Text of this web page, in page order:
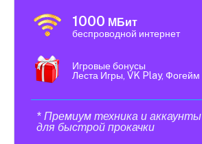
1000 МБит
беспроводной интернет
Игровые бонусы
Леста Игры, VK Play, Фогейм
* Премиум техника и аккаунты
для быстрой прокачки